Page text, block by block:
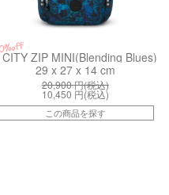
CITY ZIP MINI(Blending Blues)
29 x 27 x 14 cm
20,900円(税込)
10,450 円(税込)
この商品を探す